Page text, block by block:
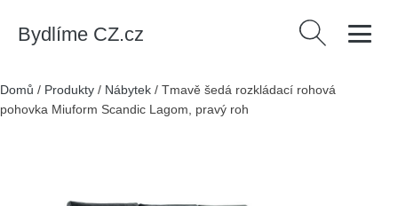
Bydlíme CZ.cz Vyhledávání
Domů / Produkty / Nábytek / Tmavě šedá rozkládací rohová
pohovka Miuform Scandic Lagom, pravý roh